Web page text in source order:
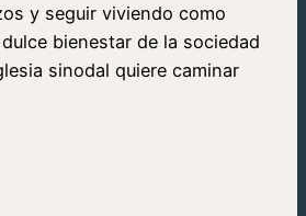
y seguir viviendo como
bienestar de la sociedad
sinodal quiere caminar